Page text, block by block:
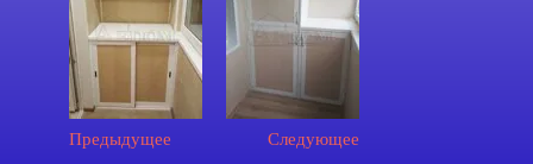
Предыдущее Следующее